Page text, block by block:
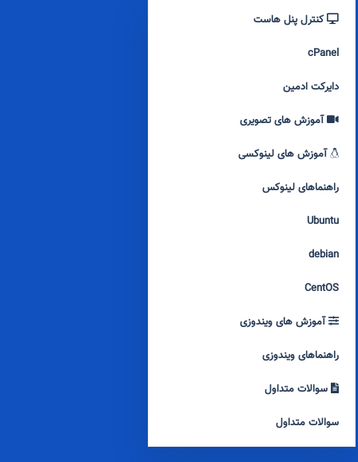
کنترل پنل هاست
cPanel
دایرکت ادمین
آموزش های تصویری
آموزش های لینوکسی
راهنماهای لینوکس
Ubuntu
debian
CentOS
آموزش های ویندوزی
راهنماهای ویندوزی
سوالات متداول
سوالات متداول